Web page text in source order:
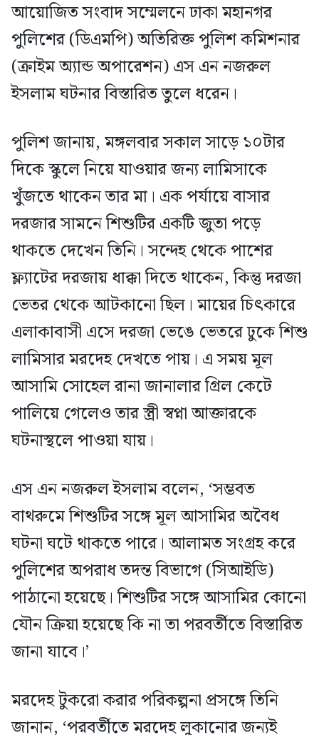
আয়োজিত সংবাদ সম্মেলনে ঢাকা মহানগর
পুলিশের (ডিএমপি) অতিরিক্ত পুলিশ কমিশনার
(ক্রাইম অ্যান্ড অপারেশন) এস এন নজরুল
ইসলাম ঘটনার বিস্তারিত তুলে ধরেন।
পুলিশ জানায়, মঙ্গলবার সকাল সাড়ে ১০টার
দিকে স্কুলে নিয়ে যাওয়ার জন্য লামিসাকে
খুঁজতে থাকেন তার মা। এক পর্যায়ে বাসার
দরজার সামনে শিশুটির একটি জুতা পড়ে
থাকতে দেখেন তিনি। সন্দেহ থেকে পাশের
ফ্ল্যাটের দরজায় ধাক্কা দিতে থাকেন, কিন্তু দরজা
ভেতর থেকে আটকানো ছিল। মায়ের চিৎকারে
এলাকাবাসী এসে দরজা ভেঙে ভেতরে ঢুকে শিশু
লামিসার মরদেহ দেখতে পায়। এ সময় মূল
আসামি সোহেল রানা জানালার গ্রিল কেটে
পালিয়ে গেলেও তার স্ত্রী স্বপ্না আক্তারকে
ঘটনাস্থলে পাওয়া যায়।
এস এন নজরুল ইসলাম বলেন, ‘সম্ভবত
বাথরুমে শিশুটির সঙ্গে মূল আসামির অবৈধ
ঘটনা ঘটে থাকতে পারে। আলামত সংগ্রহ করে
পুলিশের অপরাধ তদন্ত বিভাগে (সিআইডি)
পাঠানো হয়েছে। শিশুটির সঙ্গে আসামির কোনো
যৌন ক্রিয়া হয়েছে কি না তা পরবর্তীতে বিস্তারিত
জানা যাবে।’
মরদেহ টুকরো করার পরিকল্পনা প্রসঙ্গে তিনি
জানান, ‘পরবর্তীতে মরদেহ লুকানোর জন্যই